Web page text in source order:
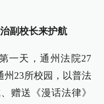
副校长来护航
一天，通州法院27
州23所校园，以普法
赠送《漫话法律》